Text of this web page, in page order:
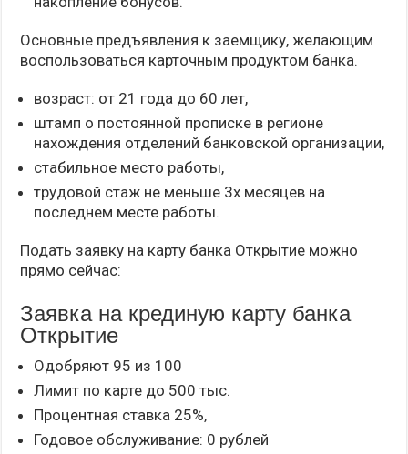
Основные предъявления к заемщику, желающим
воспользоваться карточным продуктом банка.
возраст: от 21 года до 60 лет,
штамп о постоянной прописке в регионе
нахождения отделений банковской организации,
стабильное место работы,
трудовой стаж не меньше 3х месяцев на
последнем месте работы.
Подать заявку на карту банка Открытие можно
прямо сейчас:
Заявка на крединую карту банка
Открытие
Одобряют 95 из 100
Лимит по карте до 500 тыс.
Процентная ставка 25%,
Годовое обслуживание: 0 рублей